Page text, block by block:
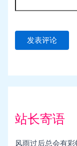
站长寄语
风雨过后总会有